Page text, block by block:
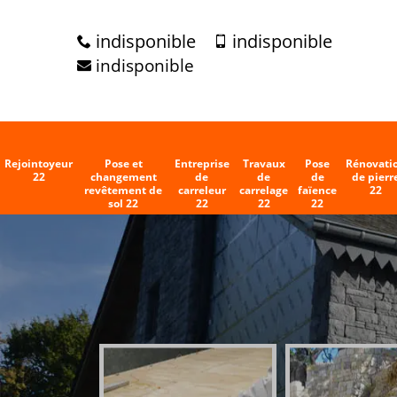
indisponible indisponible
indisponible
Rejointoyeur
22
Pose et
changement
revêtement de
sol 22
Entreprise
de
carreleur
22
Travaux
de
carrelage
22
Pose
de
faïence
22
de
22